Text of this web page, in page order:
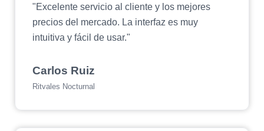
"Excelente servicio al cliente y los mejores
precios del mercado. La interfaz es muy
intuitiva y fácil de usar."
Carlos Ruiz
Ritvales Nocturnal